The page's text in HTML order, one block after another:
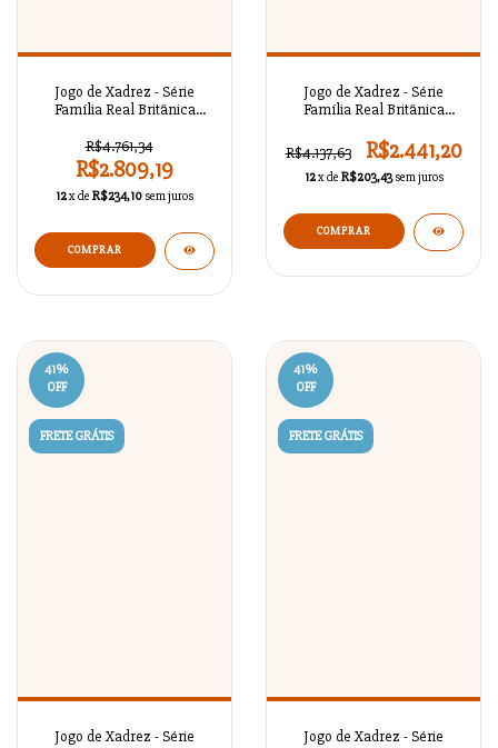
Jogo de Xadrez - Série
Família Real Britânica
R$4.761,34
R$2.809,19
12x de R$234,10 sem juros
COMPRAR
Jogo de Xadrez - Série
Família Real Britânica
R$4.137,63
R$2.441,20
12x de R$203,43 sem juros
COMPRAR
41%
OFF
FRETE GRÁTIS
Jogo de Xadrez - Série
41%
OFF
FRETE GRÁTIS
Jogo de Xadrez - Série